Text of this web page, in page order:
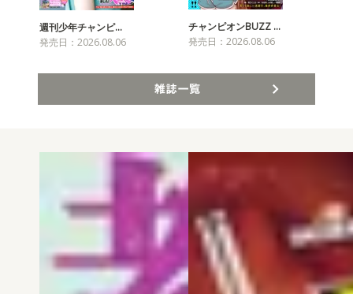
週刊少年チャンピ…
発売日：2026.08.06
チャンピオンBUZZ …
発売日：2026.08.06